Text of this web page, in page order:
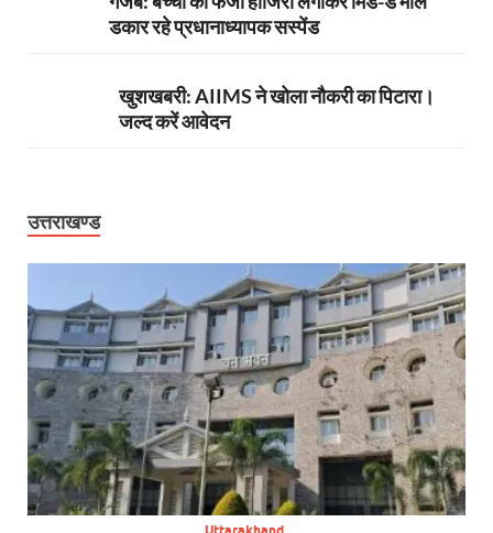
डकार रहे प्रधानाध्यापक सस्पेंड
खुशखबरी: AIIMS ने खोला नौकरी का पिटारा।
जल्द करें आवेदन
उत्तराखण्ड